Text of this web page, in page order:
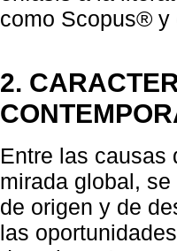
como Scopus® y
2.
Entre las causas
mirada global,
de origen y de
las